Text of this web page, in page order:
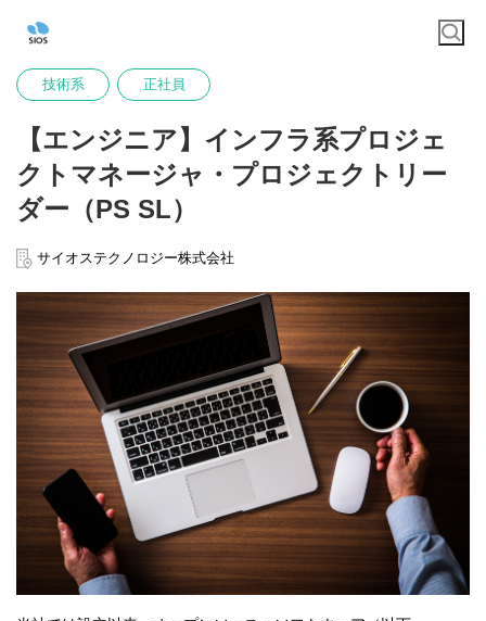
技術系 正社員
【エンジニア】インフラ系プロジェ
クトマネージャ・プロジェクトリー
ダー（PS SL）
サイオステクノロジー株式会社